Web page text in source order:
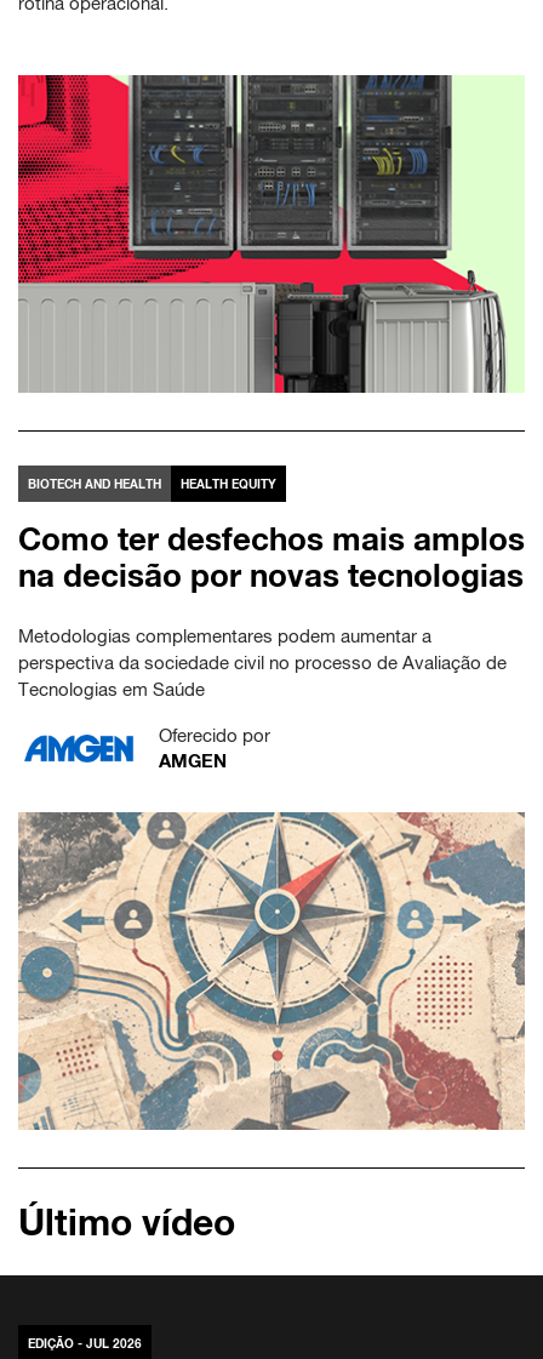
BIOTECH AND HEALTH HEALTH EQUITY
Como ter desfechos mais amplos
na decisão por novas tecnologias
Metodologias complementares podem aumentar a
perspectiva da sociedade civil no processo de Avaliação de
Tecnologias em Saúde
Oferecido por
AMGEN
Último vídeo
EDIÇÃO - JUL 2026